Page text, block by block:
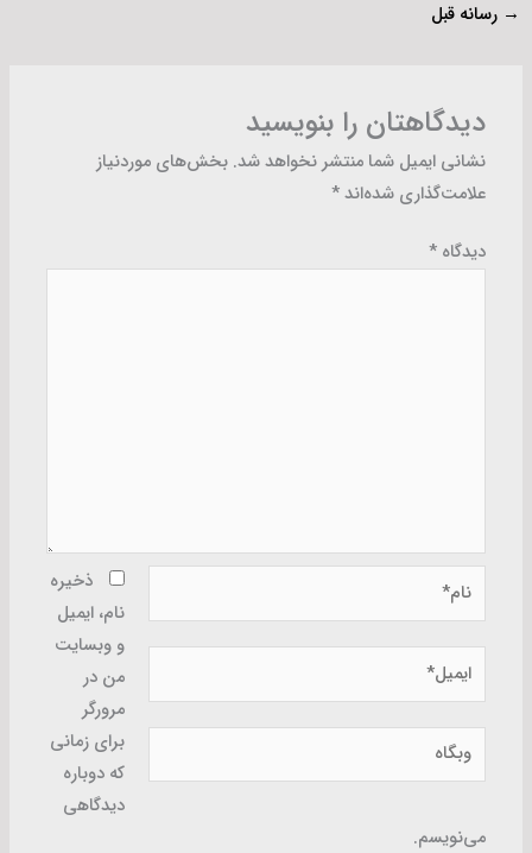
→ رسانه قبل
دیدگاهتان را بنویسید
نشانی ایمیل شما منتشر نخواهد شد. بخش‌های موردنیاز
علامت‌گذاری شده‌اند*
دیدگاه*
نام*
ایمیل*
وبگاه
ذخیره
نام، ایمیل
و وبسایت
من در
مرورگر
برای زمانی
که دوباره
دیدگاهی
می‌نویسم.